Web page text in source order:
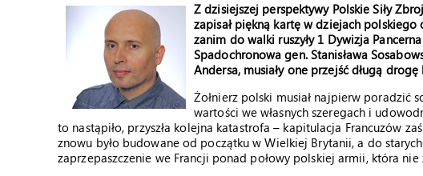
Z dzisiejszej perspektywy Polskie Siły
zapisał piękną kartę w dziejach polskiego
zanim do walki ruszyły 1 Dywizja
Spadochronowa gen. Stanisława
Andersa, musiały one przejść długą
Żołnierz polski musiał najpierw poradzić
wartości we własnych szeregach i
to nastąpiło, przyszła kolejna katastrofa – kapitulacja Francuzów
znowu było budowane od początku w Wielkiej Brytanii, a do
zaprzepaszczenie we Francji ponad połowy polskiej armii, która nie